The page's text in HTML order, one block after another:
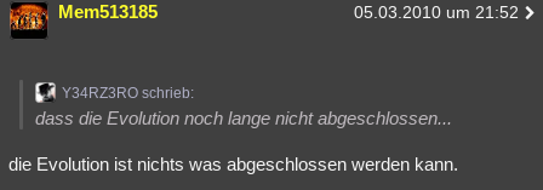
Mem513185 05.03.2010 um 21:52
Y34RZ3RO schrieb:
dass die Evolution noch lange nicht abgeschlossen...
die Evolution ist nichts was abgeschlossen werden kann.